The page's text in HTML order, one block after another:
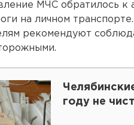
МЧС обратилось к
на личном
рекомендуют
году не